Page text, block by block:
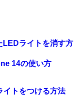
ライトを消す方
14の使い方
トをつける方法